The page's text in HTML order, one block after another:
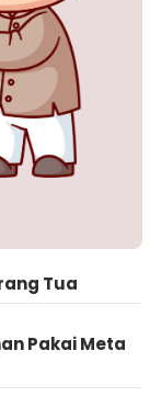
Tua
Pakai Meta